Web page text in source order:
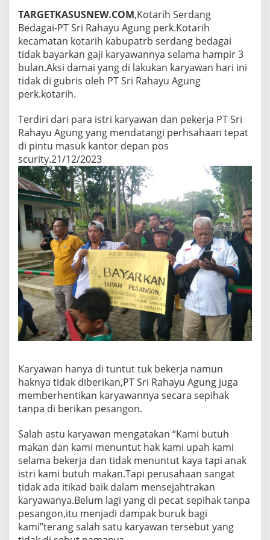
a
m
a
H
a
m
p
B
u
l
n
TARGETKASUSNEW.COM,Kotarih Serdang
Bedagai-PT Sri Rahayu Agung perk.Kotarih
kecamatan kotarih kabupatrb serdang bedagai
tidak bayarkan gaji karyawannya selama hampir 3
bulan.Aksi damai yang di lakukan karyawan hari ini
tidak di gubris oleh PT Sri Rahayu Agung
perk.kotarih.
Terdiri dari para istri karyawan dan pekerja PT Sri
Rahayu Agung yang mendatangi perhsahaan tepat
di pintu masuk kantor depan pos
scurity.21/12/2023
Karyawan hanya di tuntut tuk bekerja namun
haknya tidak diberikan,PT Sri Rahayu Agung juga
memberhentikan karyawannya secara sepihak
tanpa di berikan pesangon.
Salah astu karyawan mengatakan “Kami butuh
makan dan kami menuntut hak kami upah kami
selama bekerja dan tidak menuntut kaya tapi anak
istri kami butuh makan.Tapi perusahaan sangat
tidak ada itikad baik dalam mensejahtrakan
karyawanya.Belum lagi yang di pecat sepihak tanpa
pesangon,itu menjadi dampak buruk bagi
kami”terang salah satu karyawan tersebut yang